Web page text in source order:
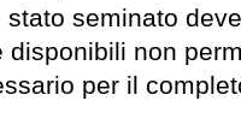
seminato
non
per il